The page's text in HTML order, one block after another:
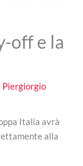
off e la
Piergiorgio
Italia avrà
alla